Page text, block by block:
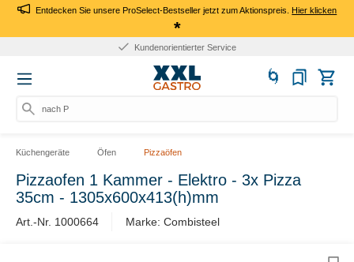
Entdecken Sie unsere ProSelect-Bestseller jetzt zum Aktionspreis.Hier klicken
*
Kundenorientierter Service
nach Pro
Küchengeräte Öfen Pizzaöfen
Pizzaofen 1 Kammer - Elektro - 3x Pizza
35cm - 1305x600x413(h)mm
Art.-Nr. 1000664 Marke: Combisteel